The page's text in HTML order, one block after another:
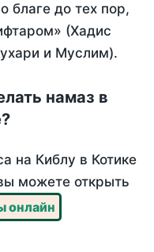
благе до тех пор,
(Хадис
и Муслим).
намаз в
на Киблу в Котике
можете открыть
онлайн